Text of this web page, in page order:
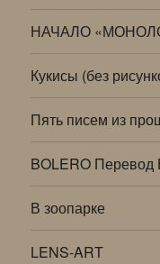
НАЧАЛО
Кукисы (без
Пять писем из
BOLERO
В зоопарке
LENS-ART